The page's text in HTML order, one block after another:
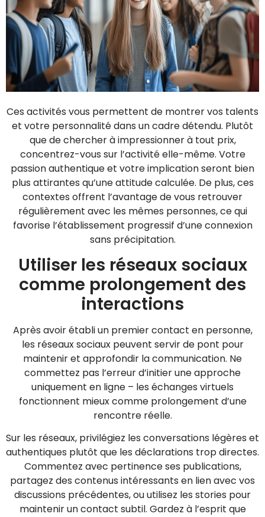
Ces activités vous permettent de montrer vos talents
et votre personnalité dans un cadre détendu. Plutôt
que de chercher à impressionner à tout prix,
concentrez-vous sur l’activité elle-même. Votre
passion authentique et votre implication seront bien
plus attirantes qu’une attitude calculée. De plus, ces
contextes offrent l’avantage de vous retrouver
régulièrement avec les mêmes personnes, ce qui
favorise l’établissement progressif d’une connexion
sans précipitation.
Utiliser les réseaux sociaux
comme prolongement des
interactions
Après avoir établi un premier contact en personne,
les réseaux sociaux peuvent servir de pont pour
maintenir et approfondir la communication. Ne
commettez pas l’erreur d’initier une approche
uniquement en ligne – les échanges virtuels
fonctionnent mieux comme prolongement d’une
rencontre réelle.
Sur les réseaux, privilégiez les conversations légères et
authentiques plutôt que les déclarations trop directes.
Commentez avec pertinence ses publications,
partagez des contenus intéressants en lien avec vos
discussions précédentes, ou utilisez les stories pour
maintenir un contact subtil. Gardez à l’esprit que